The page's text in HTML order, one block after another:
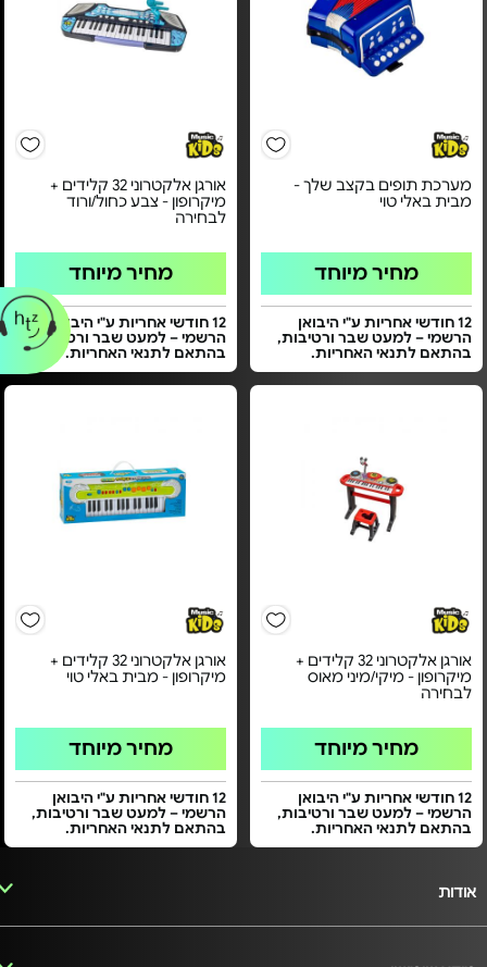
מערכת תופים בקצב שלך -
מבית באלי טוי
מחיר מיוחד
12 חודשי אחריות ע"י היבואן
הרשמי – למעט שבר ורטיבות,
בהתאם לתנאי האחריות.
אורגן אלקטרוני 32 קלידים +
מיקרופון - צבע כחול/ורוד
לבחירה
מחיר מיוחד
12 חודשי אחריות ע"י היבואן
הרשמי – למעט שבר ורטיבות,
בהתאם לתנאי האחריות.
אורגן אלקטרוני 32 קלידים +
מיקרופון - מיקי/מיני מאוס
לבחירה
מחיר מיוחד
12 חודשי אחריות ע"י היבואן
הרשמי – למעט שבר ורטיבות,
בהתאם לתנאי האחריות.
אורגן אלקטרוני 32 קלידים +
מיקרופון - מבית באלי טוי
מחיר מיוחד
12 חודשי אחריות ע"י היבואן
הרשמי – למעט שבר ורטיבות,
בהתאם לתנאי האחריות.
אודות